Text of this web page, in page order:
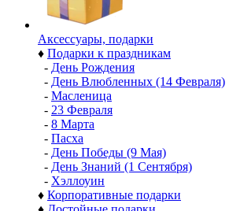
Аксессуары, подарки
♦ Подарки к праздникам
- День Рождения
- День Влюбленных (14 Февраля)
- Масленица
- 23 Февраля
- 8 Марта
- Пасха
- День Победы (9 Мая)
- День Знаний (1 Сентября)
- Хэллоуин
♦ Корпоративные подарки